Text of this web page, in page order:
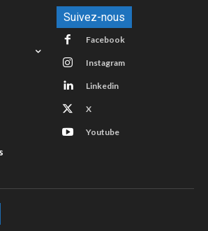
Suivez-nous
Facebook
Instagram
Linkedin
X
Youtube